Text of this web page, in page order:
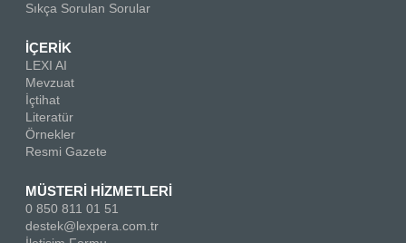
Sıkça Sorulan Sorular
İÇERİK
LEXI AI
Mevzuat
İçtihat
Literatür
Örnekler
Resmi Gazete
MÜSTERİ HİZMETLERİ
0 850 811 01 51
destek@lexpera.com.tr